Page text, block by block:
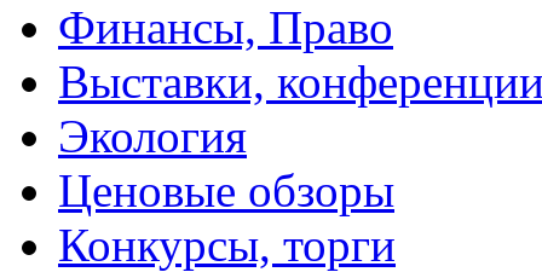
Финансы, Право
Выставки,
Экология
Ценовые обзоры
Конкурсы, торги